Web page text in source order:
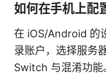
如何在手机上配
在 iOS/Android 的
录账户，选择服务
Switch 与混淆功能